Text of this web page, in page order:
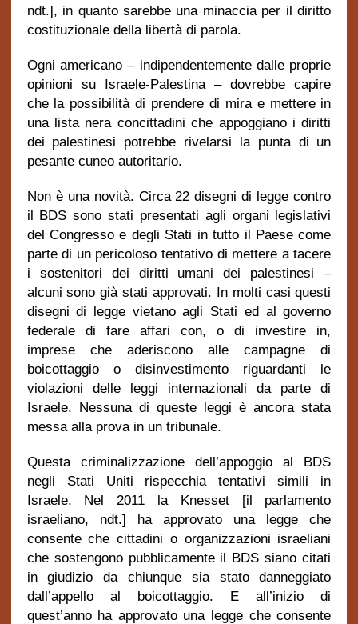
ndt.], in quanto sarebbe una minaccia per il diritto
costituzionale della libertà di parola.
Ogni americano – indipendentemente dalle proprie
opinioni su Israele-Palestina – dovrebbe capire
che la possibilità di prendere di mira e mettere in
una lista nera concittadini che appoggiano i diritti
dei palestinesi potrebbe rivelarsi la punta di un
pesante cuneo autoritario.
Non è una novità. Circa 22 disegni di legge contro
il BDS sono stati presentati agli organi legislativi
del Congresso e degli Stati in tutto il Paese come
parte di un pericoloso tentativo di mettere a tacere
i sostenitori dei diritti umani dei palestinesi –
alcuni sono già stati approvati. In molti casi questi
disegni di legge vietano agli Stati ed al governo
federale di fare affari con, o di investire in,
imprese che aderiscono alle campagne di
boicottaggio o disinvestimento riguardanti le
violazioni delle leggi internazionali da parte di
Israele. Nessuna di queste leggi è ancora stata
messa alla prova in un tribunale.
Questa criminalizzazione dell’appoggio al BDS
negli Stati Uniti rispecchia tentativi simili in
Israele. Nel 2011 la Knesset [il parlamento
israeliano, ndt.] ha approvato una legge che
consente che cittadini o organizzazioni israeliani
che sostengono pubblicamente il BDS siano citati
in giudizio da chiunque sia stato danneggiato
dall’appello al boicottaggio. E all’inizio di
quest’anno ha approvato una legge che consente